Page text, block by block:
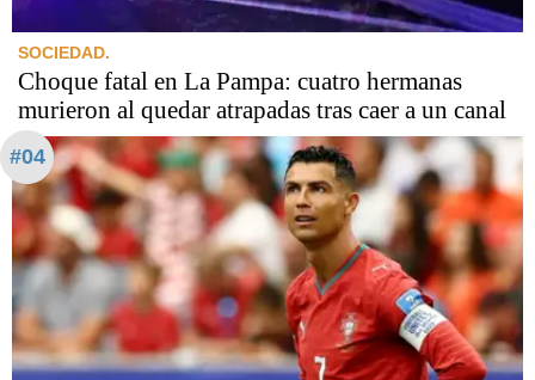
SOCIEDAD.
Choque fatal en La Pampa: cuatro hermanas
murieron al quedar atrapadas tras caer a un canal
#04